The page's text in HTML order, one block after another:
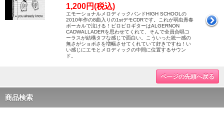
1,200円(税込)
エモーショナルメロディックバンドHIGH SCHOOLの
2010年作の8曲入りの1stデモCDRです。これが弱虫青春
ボーカルで泣ける！ピロピロギターはALGERNON
CADWALLADERを思わせてくれて、そんで全員合唱コ
ーラスが結構タフな感じで面白い。こういった統一感の
無さがショボさを増幅させてくれていて好きですね！い
い感じにエモとメロディックの中間に位置するサウン
ド。
ページの先頭へ戻る
商品検索